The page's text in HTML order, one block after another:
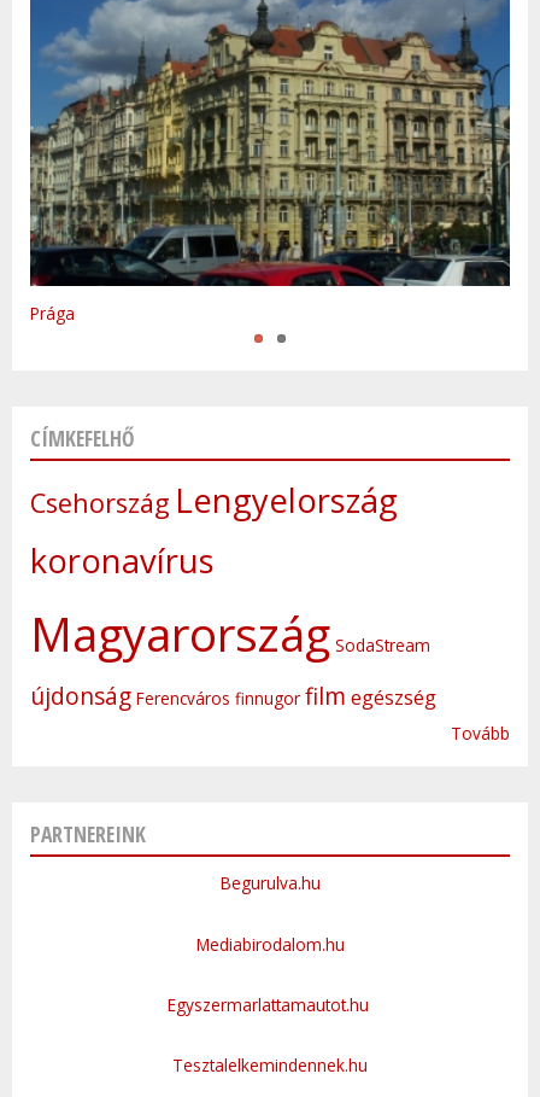
Prága
Varsó
CÍMKEFELHŐ
Csehország Lengyelország
koronavírus
Magyarország SodaStream
újdonság Ferencváros finnugor film egészség
Tovább
PARTNEREINK
Begurulva.hu
Mediabirodalom.hu
Egyszermarlattamautot.hu
Tesztalelkemindennek.hu